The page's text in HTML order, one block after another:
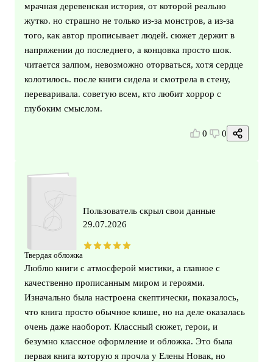
мрачная деревенская история, от которой реально
жутко. но страшно не только из-за монстров, а из-за
того, как автор прописывает людей. сюжет держит в
напряжении до последнего, а концовка просто шок.
читается залпом, невозможно оторваться, хотя сердце
колотилось. после книги сидела и смотрела в стену,
переваривала. советую всем, кто любит хоррор с
глубоким смыслом.
0 0
Твердая обложка
Пользователь скрыл свои данные
29.07.2026
Люблю книги с атмосферой мистики, а главное с
качественно прописанным миром и героями.
Изначально была настроена скептически, показалось,
что книга просто обычное клише, но на деле оказалась
очень даже наоборот. Классный сюжет, герои, и
безумно классное оформление и обложка. Это была
первая книга которую я прочла у Елены Новак, но